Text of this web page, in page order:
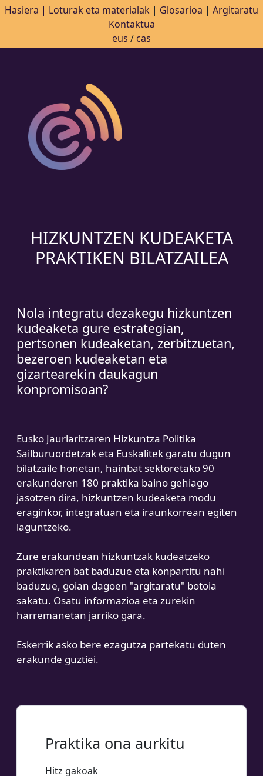
Hasiera | Loturak eta materialak | Glosarioa | Argitaratu
Kontaktua
eus / cas
HIZKUNTZEN KUDEAKETA
PRAKTIKEN BILATZAILEA
Nola integratu dezakegu hizkuntzen
kudeaketa gure estrategian,
pertsonen kudeaketan, zerbitzuetan,
bezeroen kudeaketan eta
gizartearekin daukagun
konpromisoan?
Eusko Jaurlaritzaren Hizkuntza Politika
Sailburuordetzak eta Euskalitek garatu dugun
bilatzaile honetan, hainbat sektoretako 90
erakunderen 180 praktika baino gehiago
jasotzen dira, hizkuntzen kudeaketa modu
eraginkor, integratuan eta iraunkorrean egiten
laguntzeko.
Zure erakundean hizkuntzak kudeatzeko
praktikaren bat baduzue eta konpartitu nahi
baduzue, goian dagoen "argitaratu" botoia
sakatu. Osatu informazioa eta zurekin
harremanetan jarriko gara.
Eskerrik asko bere ezagutza partekatu duten
erakunde guztiei.
Praktika ona aurkitu
Hitz gakoak